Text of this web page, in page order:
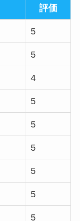
評価
5
5
4
5
5
5
5
5
5